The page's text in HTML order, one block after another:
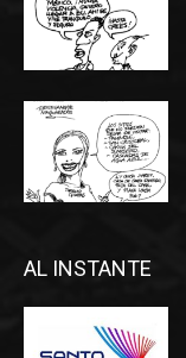
AL INSTANTE